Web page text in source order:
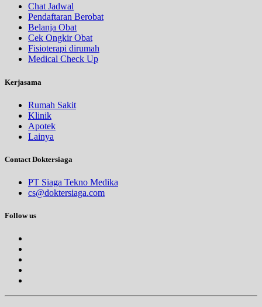
Chat Jadwal
Pendaftaran Berobat
Belanja Obat
Cek Ongkir Obat
Fisioterapi dirumah
Medical Check Up
Kerjasama
Rumah Sakit
Klinik
Apotek
Lainya
Contact Doktersiaga
PT Siaga Tekno Medika
cs@doktersiaga.com
Follow us